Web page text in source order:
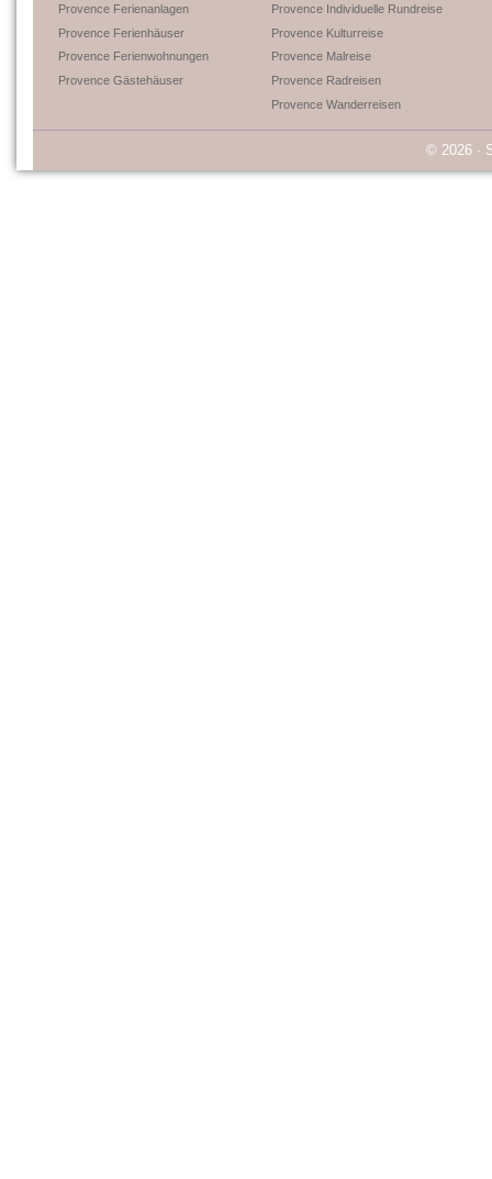
Provence Ferienanlagen
Provence Ferienhäuser
Provence Ferienwohnungen
Provence Gästehäuser
Provence Individuelle Rundreise
Provence Kulturreise
Provence Malreise
Provence Radreisen
Provence Wanderreisen
© 2026 ·